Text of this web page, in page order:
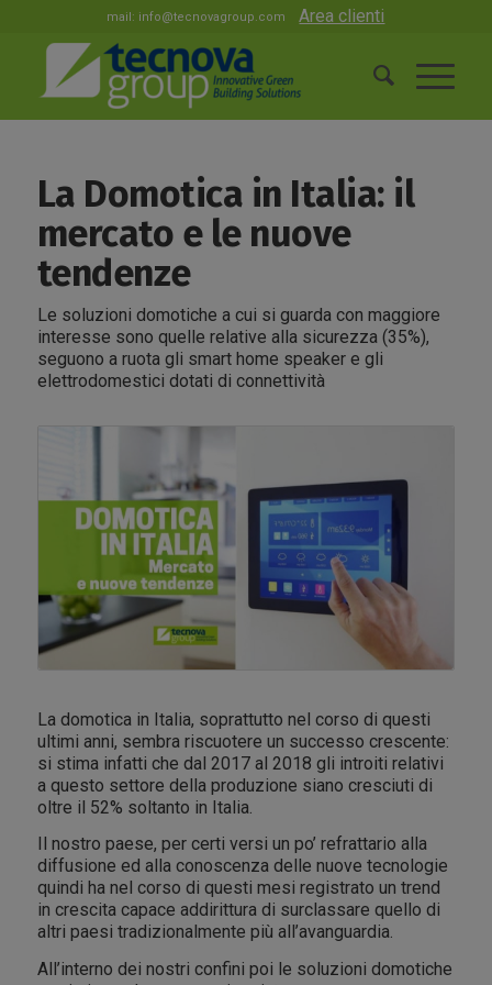
mail: info@tecnovagroup.com Area clienti
La Domotica in Italia: il
mercato e le nuove
tendenze
Le soluzioni domotiche a cui si guarda con maggiore
interesse sono quelle relative alla sicurezza (35%),
seguono a ruota gli smart home speaker e gli
elettrodomestici dotati di connettività
La domotica in Italia, soprattutto nel corso di questi
ultimi anni, sembra riscuotere un successo crescente:
si stima infatti che dal 2017 al 2018 gli introiti relativi
a questo settore della produzione siano cresciuti di
oltre il 52% soltanto in Italia.
Il nostro paese, per certi versi un po’ refrattario alla
diffusione ed alla conoscenza delle nuove tecnologie
quindi ha nel corso di questi mesi registrato un trend
in crescita capace addirittura di surclassare quello di
altri paesi tradizionalmente più all’avanguardia.
All’interno dei nostri confini poi le soluzioni domotiche